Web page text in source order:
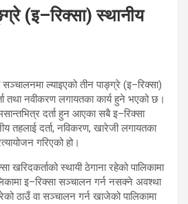
(इ–रिक्सा) स्थानीय
सञ्चालनमा ल्याइएको तीन पाङ्ग्रे (इ–रिक्सा)
तथा नवीकरण लगायतका कार्य हुने भएको छ।
दर्ता हुन आएका सबै इ–रिक्सा
तहलाई दर्ता, नविकरण, खारेजी लगायतका
गरिएको हो।
खरिदकर्ताको स्थायी ठेगाना रहेको पालिकामा
इ–रिक्सा सञ्चालन गर्न नसक्ने अवश्था
ठाउँ वा सञ्चालन गर्न खाजेको पालिकामा